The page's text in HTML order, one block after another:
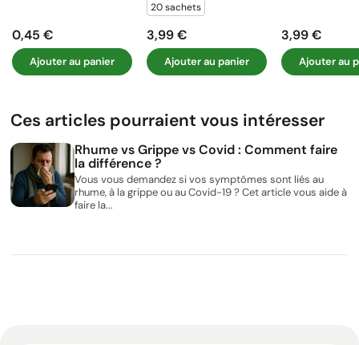
Prix
0,45 €
Ajouter au panier
20 sachets
Prix
3,99 €
Ajouter au panier
Prix
3,99 €
Ajouter au
Ces articles pourraient vous intéresser
Rhume vs Grippe vs Covid : Comment faire
la différence ?
Vous vous demandez si vos symptômes sont liés au
rhume, à la grippe ou au Covid-19 ? Cet article vous aide à
faire la...